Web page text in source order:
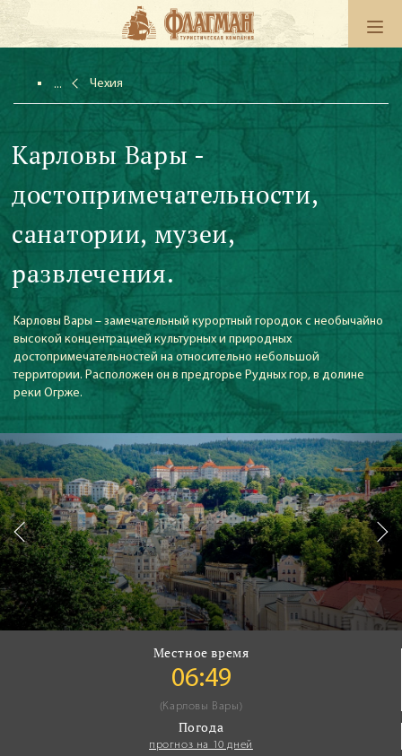
Чехия
Карловы Вары -
достопримечательности,
санатории, музеи,
развлечения.
Карловы Вары – замечательный курортный городок с необычайно
высокой концентрацией культурных и природных
достопримечательностей на относительно небольшой
территории. Расположен он в предгорье Рудных гор, в долине
реки Огрже.
Местное время
06:49
(Карловы Вары)
Погода
прогноз на 10 дней